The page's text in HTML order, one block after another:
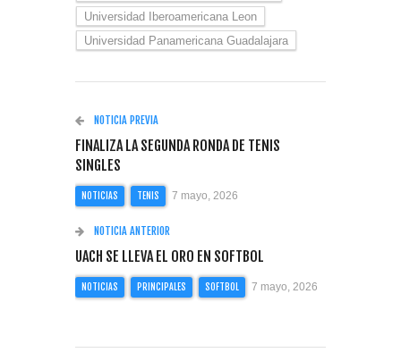
Universidad Iberoamericana Leon
Universidad Panamericana Guadalajara
NOTICIA PREVIA
FINALIZA LA SEGUNDA RONDA DE TENIS
SINGLES
NOTICIAS TENIS 7 mayo, 2026
NOTICIA ANTERIOR
UACH SE LLEVA EL ORO EN SOFTBOL
NOTICIAS PRINCIPALES SOFTBOL 7 mayo, 2026